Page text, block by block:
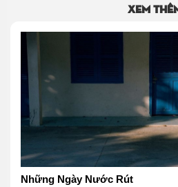
Xem
Những Ngày Nước Rút